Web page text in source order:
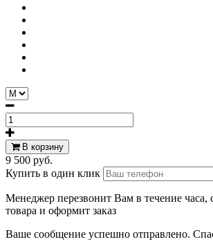
В корзину
9 500 руб.
Купить в один клик
Менеджер перезвонит Вам в течение часа,
товара и оформит заказ
Ваше сообщение успешно отправлено.